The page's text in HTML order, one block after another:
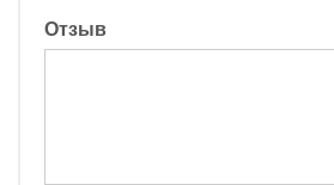
Отзыв